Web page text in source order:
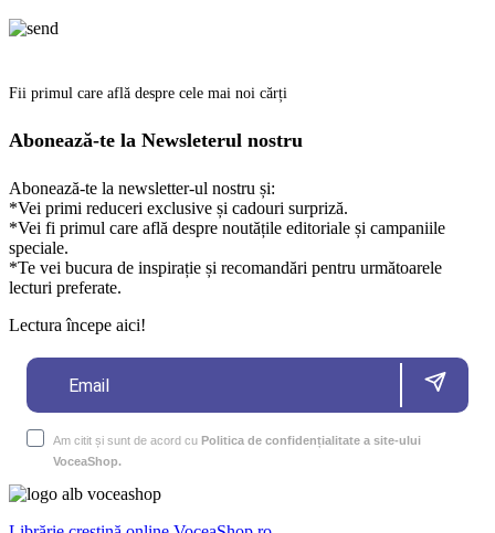
Fii primul care află despre cele mai noi cărți
Abonează-te la Newsleterul nostru
Abonează-te la newsletter-ul nostru și:
*Vei primi reduceri exclusive și cadouri surpriză.
*Vei fi primul care află despre noutățile editoriale și campaniile
speciale.
*Te vei bucura de inspirație și recomandări pentru următoarele
lecturi preferate.
Lectura începe aici!
Am citit și sunt de acord cu Politica de confidențialitate a site-ului
VoceaShop.